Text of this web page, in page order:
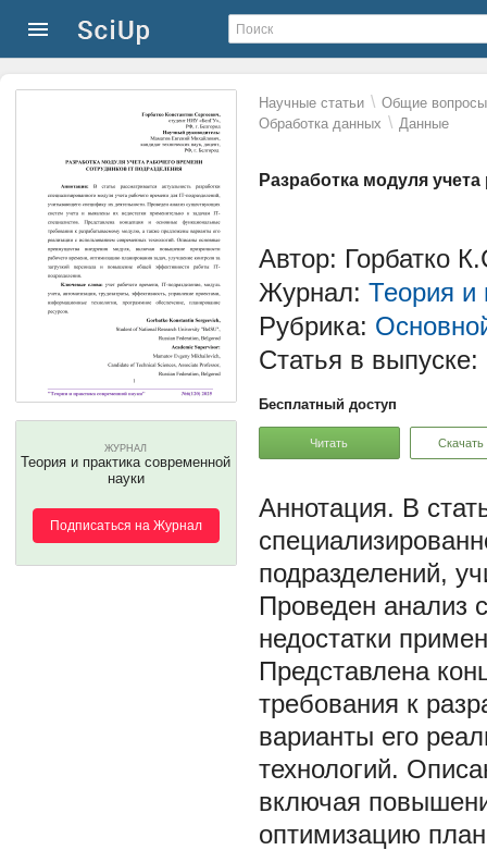
Научные статьи \ Общие вопросы
Обработка данных \ Данные
Разработка модуля
ЖУРНАЛ
Теория и практика современной
науки
Подписаться на Журнал
Автор: Горбатко
Журнал: Теория и
Рубрика:
Статья в выпуске:
Бесплатный доступ
Читать Скачать
В
подразделений,
Проведен анализ
недостатки
Представлена
требования к
варианты его
технологий.
включая
оптимизацию